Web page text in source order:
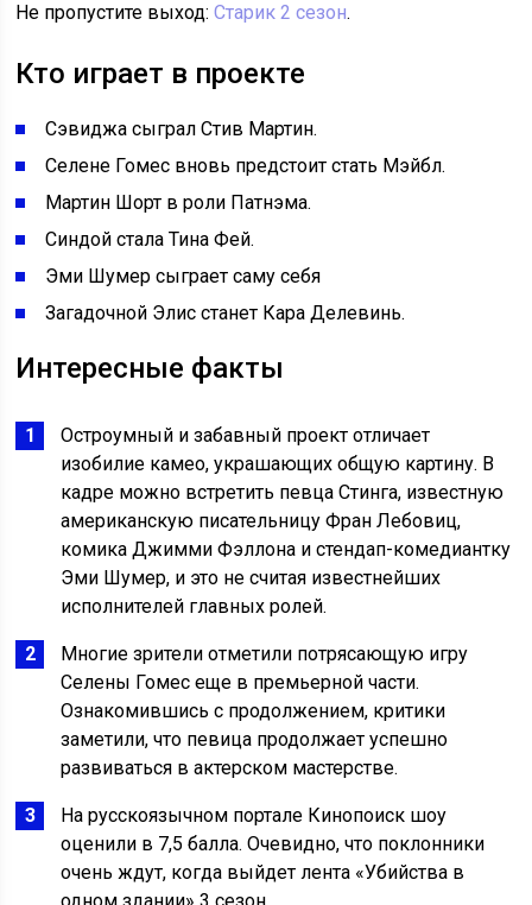
Не пропустите выход:Старик 2 сезон.
Кто играет в проекте
Сэвиджа сыграл Стив Мартин.
Селене Гомес вновь предстоит стать Мэйбл.
Мартин Шорт в роли Патнэма.
Синдой стала Тина Фей.
Эми Шумер сыграет саму себя
Загадочной Элис станет Кара Делевинь.
Интересные факты
Остроумный и забавный проект отличает
изобилие камео, украшающих общую картину. В
кадре можно встретить певца Стинга, известную
американскую писательницу Фран Лебовиц,
комика Джимми Фэллона и стендап-комедиантку
Эми Шумер, и это не считая известнейших
исполнителей главных ролей.
Многие зрители отметили потрясающую игру
Селены Гомес еще в премьерной части.
Ознакомившись с продолжением, критики
заметили, что певица продолжает успешно
развиваться в актерском мастерстве.
На русскоязычном портале Кинопоиск шоу
оценили в 7,5 балла. Очевидно, что поклонники
очень ждут, когда выйдет лента «Убийства в